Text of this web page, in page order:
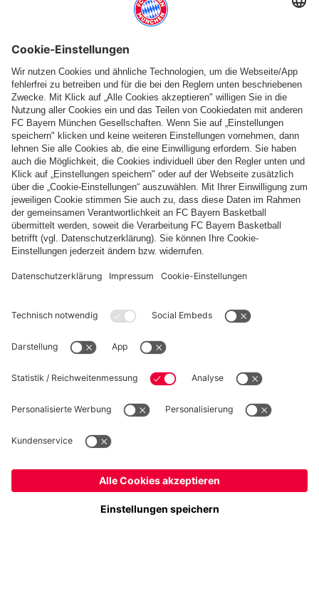
Folge uns
Zahlung & Lieferung
FC Bayern Store App
WIDERRUF
Datenschutz
Cookie Details
Preise inkl. Steuern und Abgaben
© FC Bayern München AG
FC Bayern München AG, Säbener Str. 51-57, 81547 München
Ja,Schweiz, um dorthin zu liefern!
Weltweit, um dorthin zu liefern!